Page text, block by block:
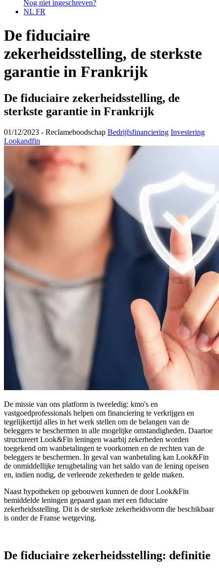
Nog niet ingeschreven?
NL FR
De fiduciaire
zekerheidsstelling, de sterkste
garantie in Frankrijk
De fiduciaire zekerheidsstelling, de
sterkste garantie in Frankrijk
01/12/2023 - Reclameboodschap Bedrijfsfinanciering Investering
Lookandfin
De missie van ons platform is tweeledig: kmo's en
vastgoedprofessionals helpen om financiering te verkrijgen en
tegelijkertijd alles in het werk stellen om de belangen van de
beleggers te beschermen in alle mogelijke omstandigheden. Daartoe
structureert Look&Fin leningen waarbij zekerheden worden
toegekend om wanbetalingen te voorkomen en de rechten van de
beleggers te beschermen. In geval van wanbetaling kan Look&Fin
de onmiddellijke terugbetaling van het saldo van de lening opeisen
en, indien nodig, de verleende zekerheden te gelde maken.
Naast hypotheken op gebouwen kunnen de door Look&Fin
bemiddelde leningen gepaard gaan met een fiduciaire
zekerheidsstelling. Dit is de sterkste zekerheidsvorm die beschikbaar
is onder de Franse wetgeving.
De fiduciaire zekerheidsstelling: definitie